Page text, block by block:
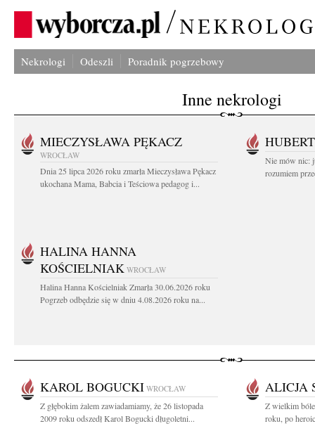
Nekrologi Odeszli Poradnik pogrzebowy
Inne nekrologi
MIECZYSŁAWA PĘKACZ
WROCŁAW
Dnia 25 lipca 2026 roku zmarła Mieczysława Pękacz
ukochana Mama, Babcia i Teściowa pedagog i...
Nie mów nic:
rozumiem
HALINA HANNA
KOŚCIELNIAK WROCŁAW
Halina Hanna Kościelniak Zmarła 30.06.2026 roku
Pogrzeb odbędzie się w dniu 4.08.2026 roku na...
KAROL BOGUCKI WROCŁAW
Z głębokim żalem zawiadamiamy, że 26 listopada
2009 roku odszedł Karol Bogucki długoletni...
ALICJA
Z wielkim
roku, po